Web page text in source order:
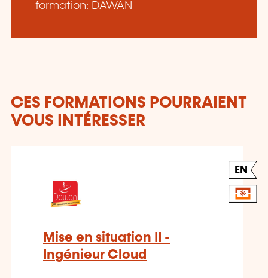
formation: DAWAN
CES FORMATIONS POURRAIENT
VOUS INTÉRESSER
EN
Mise en situation II -
Ingénieur Cloud